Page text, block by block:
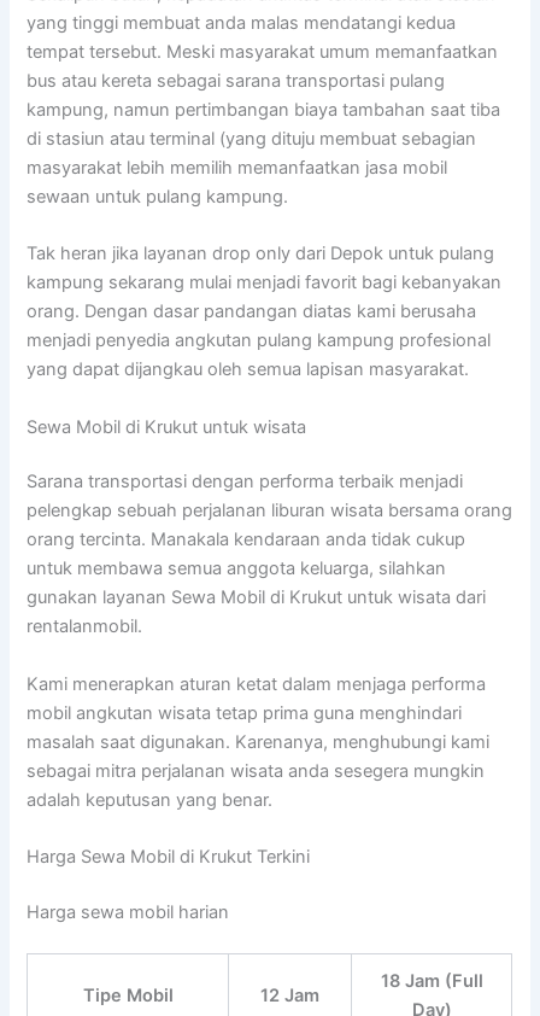
yang tinggi membuat anda malas mendatangi kedua
tempat tersebut. Meski masyarakat umum memanfaatkan
bus atau kereta sebagai sarana transportasi pulang
kampung, namun pertimbangan biaya tambahan saat tiba
di stasiun atau terminal (yang dituju membuat sebagian
masyarakat lebih memilih memanfaatkan jasa mobil
sewaan untuk pulang kampung.
Tak heran jika layanan drop only dari Depok untuk pulang
kampung sekarang mulai menjadi favorit bagi kebanyakan
orang. Dengan dasar pandangan diatas kami berusaha
menjadi penyedia angkutan pulang kampung profesional
yang dapat dijangkau oleh semua lapisan masyarakat.
Sewa Mobil di Krukut untuk wisata
Sarana transportasi dengan performa terbaik menjadi
pelengkap sebuah perjalanan liburan wisata bersama orang
orang tercinta. Manakala kendaraan anda tidak cukup
untuk membawa semua anggota keluarga, silahkan
gunakan layanan Sewa Mobil di Krukut untuk wisata dari
rentalanmobil.
Kami menerapkan aturan ketat dalam menjaga performa
mobil angkutan wisata tetap prima guna menghindari
masalah saat digunakan. Karenanya, menghubungi kami
sebagai mitra perjalanan wisata anda sesegera mungkin
adalah keputusan yang benar.
Harga Sewa Mobil di Krukut Terkini
Harga sewa mobil harian
Tipe Mobil 12 Jam
18 Jam (Full
Day)